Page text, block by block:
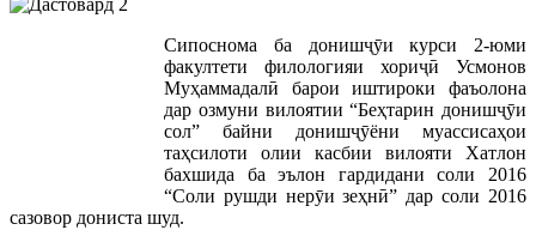
Сипоснома ба донишҷӯи курси 2-юми
факултети филологияи хориҷӣ Усмонов
Муҳаммадалӣ барои иштироки фаъолона
дар озмуни вилоятии “Беҳтарин донишҷӯи
сол” байни донишҷӯёни муассисаҳои
таҳсилоти олии касбии вилояти Хатлон
бахшида ба эълон гардидани соли 2016
“Соли рушди нерӯи зеҳнӣ” дар соли 2016
сазовор дониста шуд.